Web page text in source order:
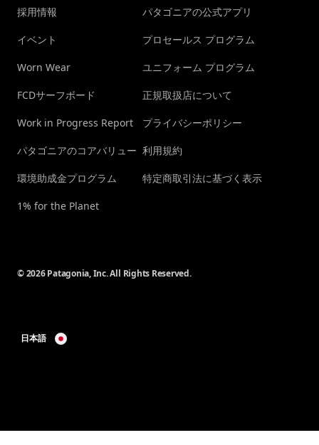
採用情報
イベント
Worn Wear
FCDサーフボード
Work in Progress Report
パタゴニアのコアバリュー
環境助成金プログラム
1% for the Planet
パタゴニアの公式アプリ
プロセールス プログラム
ユニフォーム プログラム
正規取扱店について
プライバシーポリシー
利用規約
特定商取引法に基づく表示
© 2026 Patagonia, Inc. All Rights Reserved.
日本語